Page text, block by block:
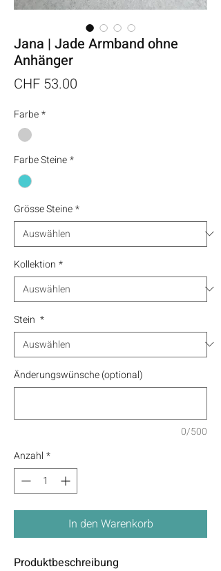
Jana | Jade Armband ohne
Anhänger
CHF 53.00
Farbe*
Farbe Steine*
Grösse Steine*
Kollektion *
Stein *
Änderungswünsche (optional)
0/500
Anzahl *
In den Warenkorb
Produktbeschreibung